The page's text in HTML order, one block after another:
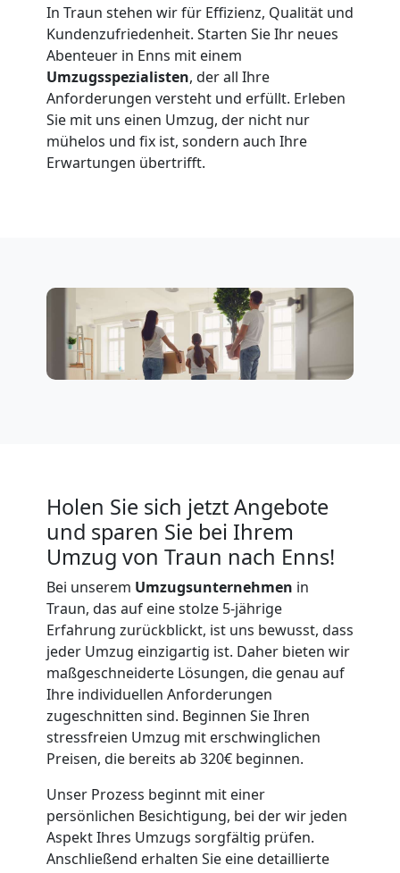
In Traun stehen wir für Effizienz, Qualität und
Kundenzufriedenheit. Starten Sie Ihr neues
Abenteuer in Enns mit einem
Umzugsspezialisten, der all Ihre
Anforderungen versteht und erfüllt. Erleben
Sie mit uns einen Umzug, der nicht nur
mühelos und fix ist, sondern auch Ihre
Erwartungen übertrifft.
Holen Sie sich jetzt Angebote
und sparen Sie bei Ihrem
Umzug von Traun nach Enns!
Bei unserem Umzugsunternehmen in
Traun, das auf eine stolze 5-jährige
Erfahrung zurückblickt, ist uns bewusst, dass
jeder Umzug einzigartig ist. Daher bieten wir
maßgeschneiderte Lösungen, die genau auf
Ihre individuellen Anforderungen
zugeschnitten sind. Beginnen Sie Ihren
stressfreien Umzug mit erschwinglichen
Preisen, die bereits ab 320€ beginnen.
Unser Prozess beginnt mit einer
persönlichen Besichtigung, bei der wir jeden
Aspekt Ihres Umzugs sorgfältig prüfen.
Anschließend erhalten Sie eine detaillierte
Umzug